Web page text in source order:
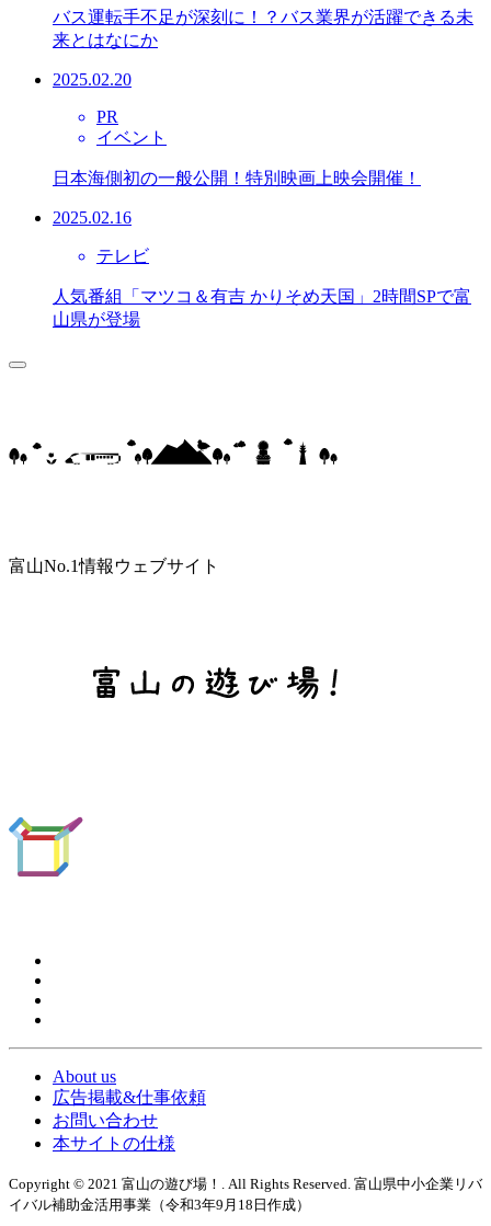
バス運転手不足が深刻に！？バス業界が活躍できる未
来とはなにか
2025.02.20
PR
イベント
日本海側初の一般公開！特別映画上映会開催！
2025.02.16
テレビ
人気番組「マツコ＆有吉 かりそめ天国」2時間SPで富
山県が登場
富山No.1情報ウェブサイト
About us
広告掲載&仕事依頼
お問い合わせ
本サイトの仕様
Copyright © 2021 富山の遊び場！. All Rights Reserved. 富山県中小企業リバ
イバル補助金活用事業（令和3年9月18日作成）